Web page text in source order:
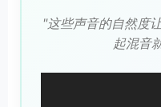
"这些声音的自然度
起混音